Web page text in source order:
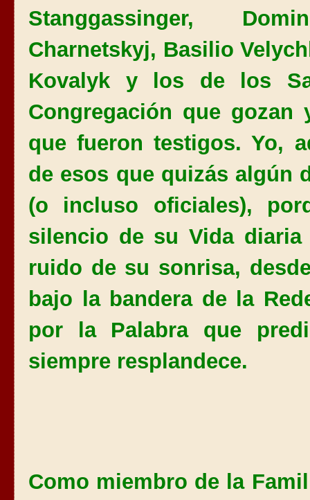
Stanggassinger,
Charnetskyj, Basilio
Kovalyk y los de los
Congregación que
que fueron testigos. Yo,
de esos que quizás algún
(o incluso oficiales),
silencio de su Vida
ruido de su sonrisa,
bajo la bandera de la
por la Palabra que
siempre resplandece.
Como miembro de la